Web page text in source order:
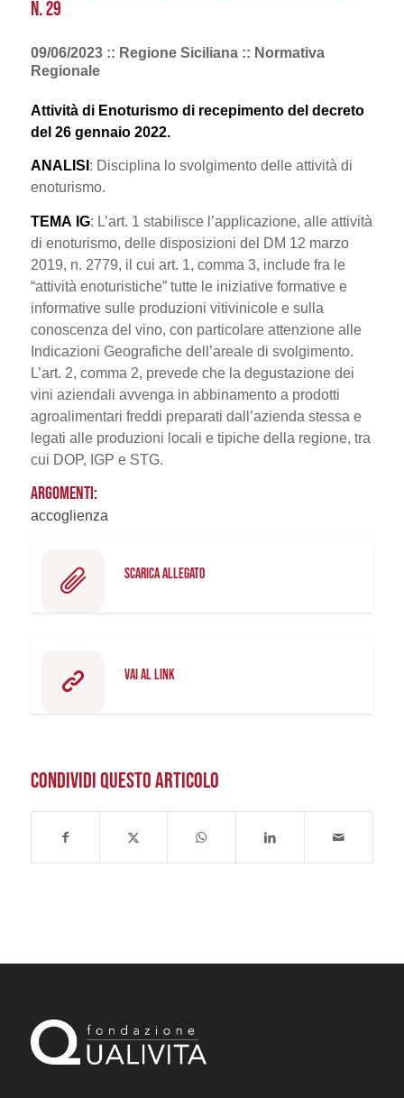
N. 29
09/06/2023 :: Regione Siciliana :: Normativa
Regionale
Attività di Enoturismo di recepimento del decreto
del 26 gennaio 2022.
ANALISI : Disciplina lo svolgimento delle attività di
enoturismo.
TEMA IG: L’art. 1 stabilisce l’applicazione, alle attività
di enoturismo, delle disposizioni del DM 12 marzo
2019, n. 2779, il cui art. 1, comma 3, include fra le
“attività enoturistiche” tutte le iniziative formative e
informative sulle produzioni vitivinicole e sulla
conoscenza del vino, con particolare attenzione alle
Indicazioni Geografiche dell’areale di svolgimento.
L’art. 2, comma 2, prevede che la degustazione dei
vini aziendali avvenga in abbinamento a prodotti
agroalimentari freddi preparati dall’azienda stessa e
legati alle produzioni locali e tipiche della regione, tra
cui DOP, IGP e STG.
ARGOMENTI:
accoglienza
SCARICA ALLEGATO
VAI AL LINK
CONDIVIDI QUESTO ARTICOLO